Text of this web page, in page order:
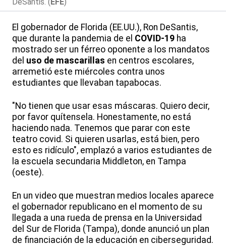
El gobernador de Florida (EE.UU.), Ron DeSantis,
que durante la pandemia de el COVID-19 ha
mostrado ser un férreo oponente a los mandatos
del uso de mascarillas en centros escolares,
arremetió este miércoles contra unos
estudiantes que llevaban tapabocas.
"No tienen que usar esas máscaras. Quiero decir,
por favor quítensela. Honestamente, no está
haciendo nada. Tenemos que parar con este
teatro covid. Si quieren usarlas, está bien, pero
esto es ridículo", emplazó a varios estudiantes de
la escuela secundaria Middleton, en Tampa
(oeste).
En un video que muestran medios locales aparece
el gobernador republicano en el momento de su
llegada a una rueda de prensa en la Universidad
del Sur de Florida (Tampa), donde anunció un plan
de financiación de la educación en ciberseguridad.